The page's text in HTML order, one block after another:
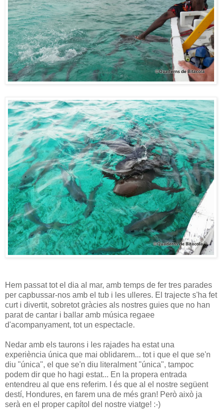
Hem passat tot el dia al mar, amb temps de fer tres parades
per capbussar-nos amb el tub i les ulleres. El trajecte s'ha fet
curt i divertit, sobretot gràcies als nostres guies que no han
parat de cantar i ballar amb música regaee
d'acompanyament, tot un espectacle.
Nedar amb els taurons i les rajades ha estat una
experiència única que mai oblidarem... tot i que el que se'n
diu "única", el que se'n diu literalment "única", tampoc
podem dir que ho hagi estat... En la propera entrada
entendreu al que ens referim. I és que al el nostre següent
destí, Hondures, en farem una de més gran! Però això ja
serà en el proper capítol del nostre viatge! :-)